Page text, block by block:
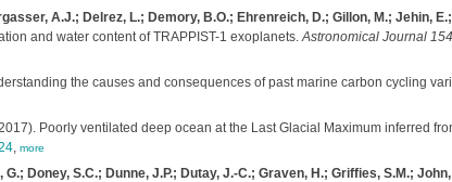
A.J.; Delrez, L.; Demory, B.O.; Ehrenreich, D.; Gillon, M.; Jehin,
and water content of TRAPPIST-1 exoplanets.Astronomical Journal
the causes and consequences of past marine carbon cycling
Poorly ventilated deep ocean at the Last Glacial Maximum inferred
, more
Doney, S.C.; Dunne, J.P.; Dutay, J.-C.; Graven, H.; Griffies, S.M.;